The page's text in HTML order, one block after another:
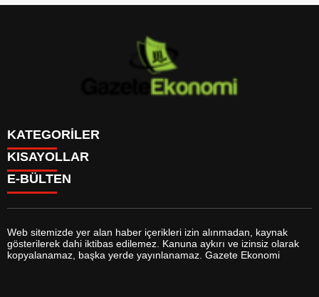
KATEGORİLER
GÜNDEM
DÜNYA
SİYASET
MAGAZİN
SAĞLIK
EĞİTİM
YAŞAM
KISAYOLLAR
BURÇLAR
FİKSTÜR
FİRMA EKLE
FİRMA REHBERİ
E-BÜLTEN
gazeteekonomi.com e-bültenine abone olarak, tarafınıza haber,
Web sitemizde yer alan haber içerikleri izin alınmadan, kaynak
gösterilerek dahi iktibas edilemez. Kanuna aykırı ve izinsiz olarak
kopyalanamaz, başka yerde yayınlanamaz. Gazete Ekonomi